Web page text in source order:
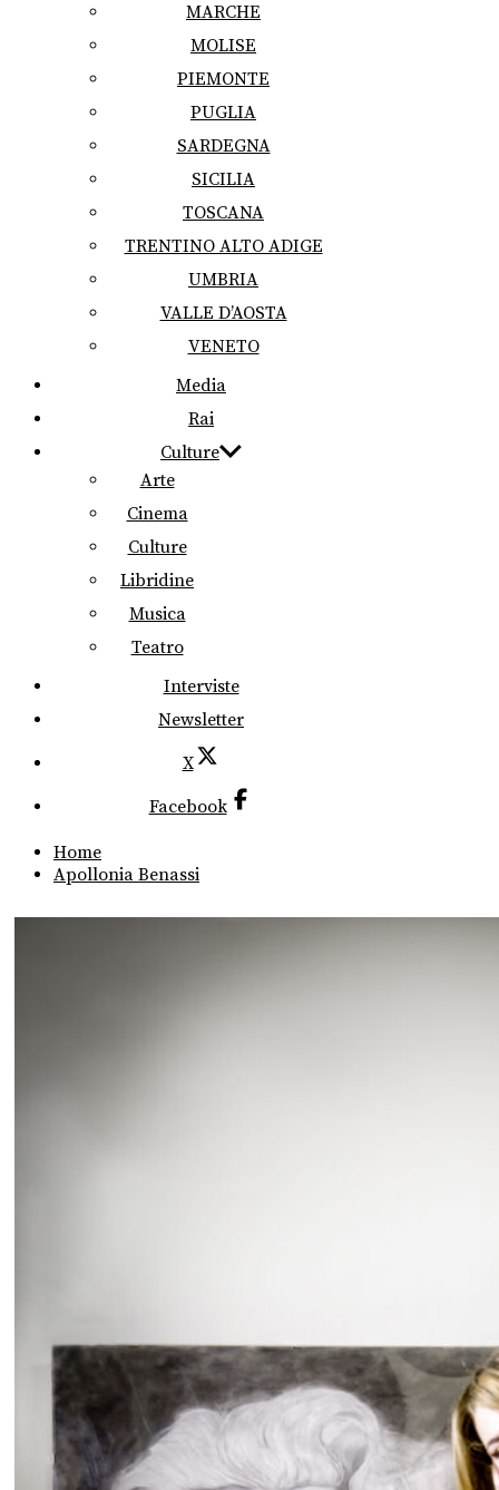
MARCHE
MOLISE
PIEMONTE
PUGLIA
SARDEGNA
SICILIA
TOSCANA
TRENTINO ALTO ADIGE
UMBRIA
VALLE D’AOSTA
VENETO
Media
Rai
Culture
Arte
Cinema
Culture
Libridine
Musica
Teatro
Interviste
Newsletter
X
Facebook
Home
Apollonia Benassi